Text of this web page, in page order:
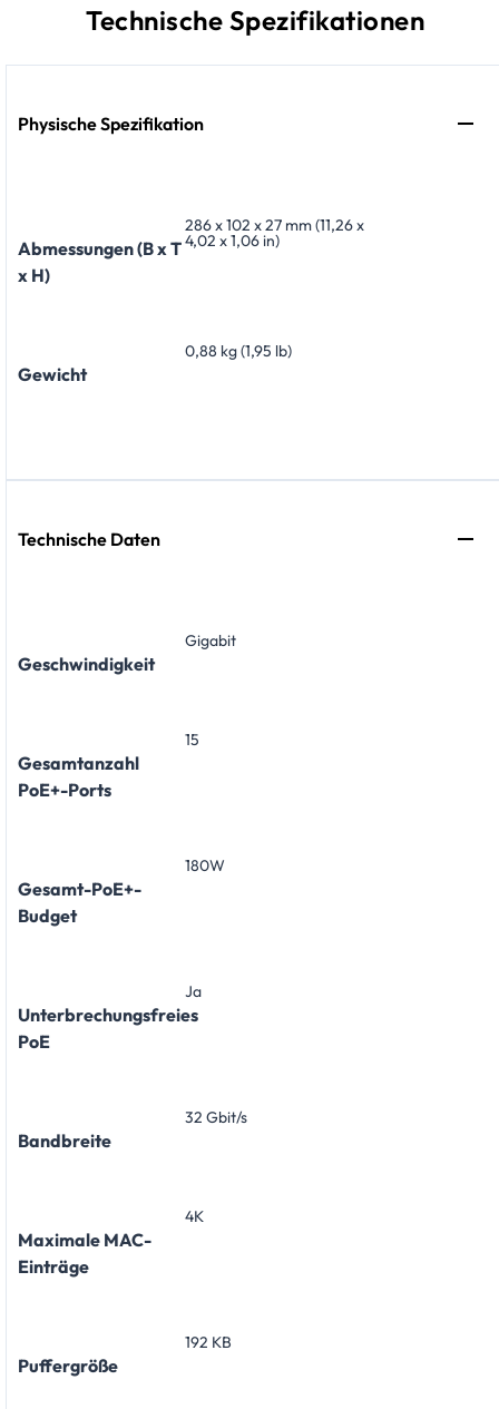
Technische Spezifikationen
Physische Spezifikation
Abmessungen (B x T
x H)
286 x 102 x 27 mm (11,26 x
4,02 x 1,06 in)
Gewicht
0,88 kg (1,95 lb)
Technische Daten
Geschwindigkeit
Gigabit
Gesamtanzahl
PoE+-Ports
15
Gesamt-PoE+-
Budget
180W
Unterbrechungsfreies
PoE
Ja
Bandbreite
32 Gbit/s
Maximale MAC-
Einträge
4K
Puffergröße
192 KB